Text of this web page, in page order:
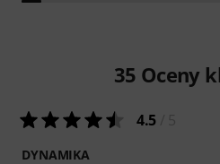
35 Oceny
4.5
DYNAMIKA